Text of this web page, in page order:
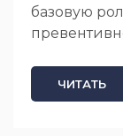
базовую
ЧИТАТЬ